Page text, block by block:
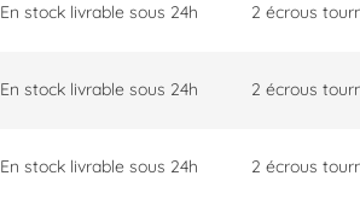
En stock livrable sous 24h 2 écrous
En stock livrable sous 24h 2 écrous
En stock livrable sous 24h 2 écrous